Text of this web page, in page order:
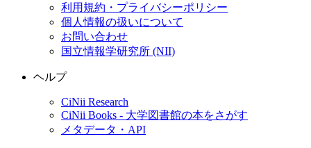
利用規約・プライバシーポリシー
個人情報の扱いについて
お問い合わせ
国立情報学研究所 (NII)
ヘルプ
CiNii Research
CiNii Books - 大学図書館の本をさがす
メタデータ・API